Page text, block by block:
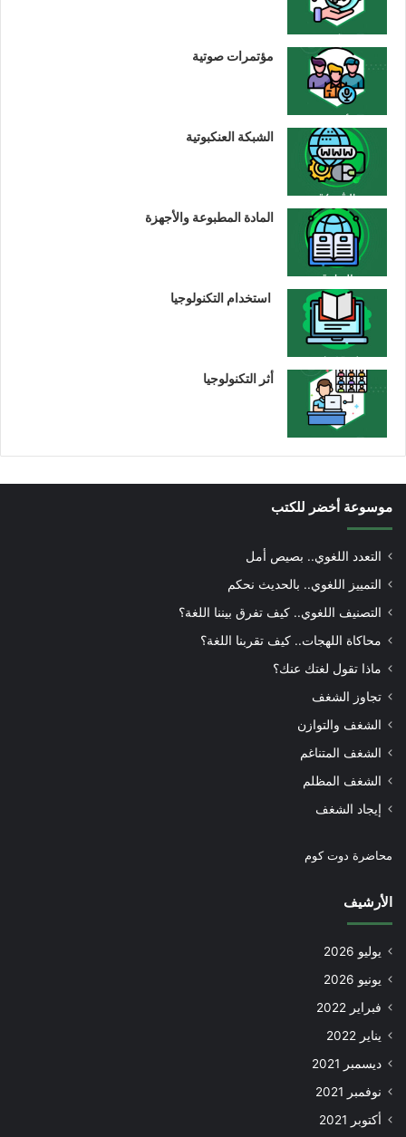
مؤتمرات صوتية
الشبكة العنكبوتية
المادة المطبوعة والأجهزة
استخدام التكنولوجيا
أثر التكنولوجيا
موسوعة أخضر للكتب
التعدد اللغوي.. بصيص أمل
التمييز اللغوي.. بالحديث نحكم
التصنيف اللغوي.. كيف تفرق بيننا اللغة؟
محاكاة اللهجات.. كيف تقربنا اللغة؟
ماذا تقول لغتك عنك؟
تجاوز الشغف
الشغف والتوازن
الشغف المتناغم
الشغف المظلم
إيجاد الشغف
محاضرة دوت كوم
الأرشيف
يوليو 2026
يونيو 2026
فبراير 2022
يناير 2022
ديسمبر 2021
نوفمبر 2021
أكتوبر 2021